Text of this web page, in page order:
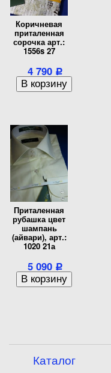
Коричневая
приталенная
сорочка арт.:
1556s 27
4 790 Р
Приталенная
рубашка цвет
шампань
(айвари), арт.:
1020 21а
5 090 Р
Каталог